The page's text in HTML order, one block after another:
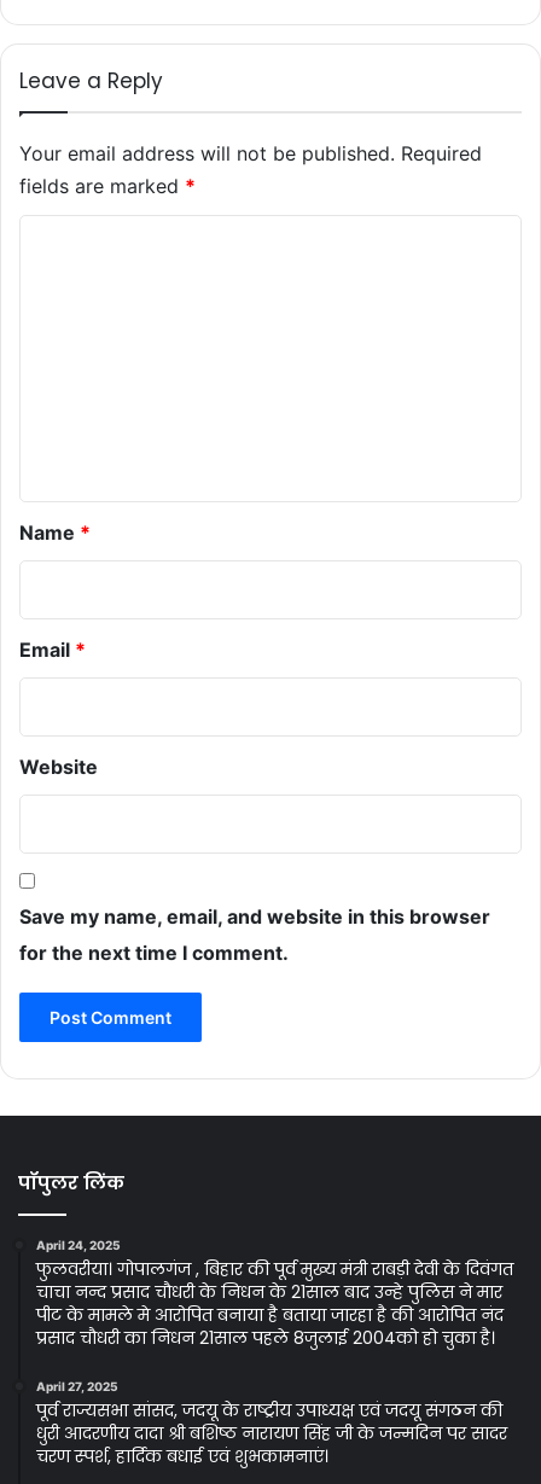
Leave a Reply
Your email address will not be published. Required
fields are marked *
Name *
Email *
Website
Save my name, email, and website in this browser
for the next time I comment.
पॉपुलर लिंक
April 24, 2025
फुलवरीया। गोपालगंज , बिहार की पूर्व मुख्य मंत्री राबड़ी देवी के दिवंगत
चाचा नन्द प्रसाद चौधरी के निधन के 21साल बाद उन्हे पुलिस ने मार
पीट के मामले मे आरोपित बनाया है बताया जारहा है की आरोपित नंद
प्रसाद चौधरी का निधन 21साल पहले 8जुलाई 2004को हो चुका है।
April 27, 2025
पूर्व राज्यसभा सांसद, जदयू के राष्ट्रीय उपाध्यक्ष एवं जदयू संगठन की
धुरी आदरणीय दादा श्री बशिष्ठ नारायण सिंह जी के जन्मदिन पर सादर
चरण स्पर्श, हार्दिक बधाई एवं शुभकामनाएं।